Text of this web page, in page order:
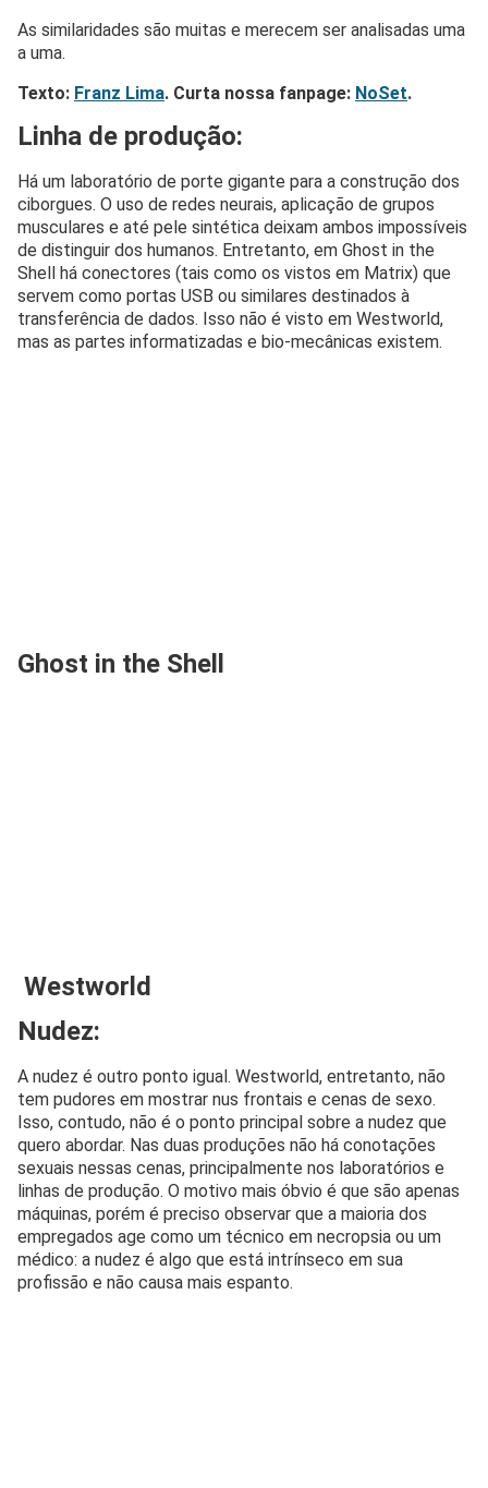
As similaridades são muitas e merecem ser analisadas uma
a uma.
Texto: Franz Lima. Curta nossa fanpage: NoSet.
Linha de produção:
Há um laboratório de porte gigante para a construção dos
ciborgues. O uso de redes neurais, aplicação de grupos
musculares e até pele sintética deixam ambos impossíveis
de distinguir dos humanos. Entretanto, em Ghost in the
Shell há conectores (tais como os vistos em Matrix) que
servem como portas USB ou similares destinados à
transferência de dados. Isso não é visto em Westworld,
mas as partes informatizadas e bio-mecânicas existem.
Ghost in the Shell
Westworld
Nudez:
A nudez é outro ponto igual. Westworld, entretanto, não
tem pudores em mostrar nus frontais e cenas de sexo.
Isso, contudo, não é o ponto principal sobre a nudez que
quero abordar. Nas duas produções não há conotações
sexuais nessas cenas, principalmente nos laboratórios e
linhas de produção. O motivo mais óbvio é que são apenas
máquinas, porém é preciso observar que a maioria dos
empregados age como um técnico em necropsia ou um
médico: a nudez é algo que está intrínseco em sua
profissão e não causa mais espanto.